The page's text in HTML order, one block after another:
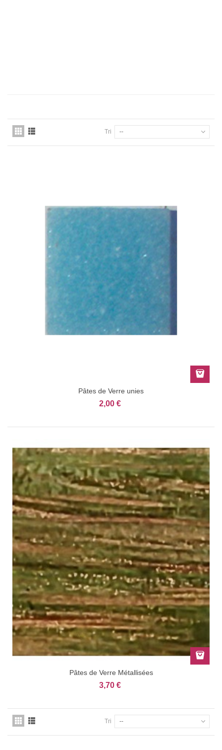
Tri --
Pâtes de Verre unies
2,00 €
Pâtes de Verre Métallisées
3,70 €
Tri --